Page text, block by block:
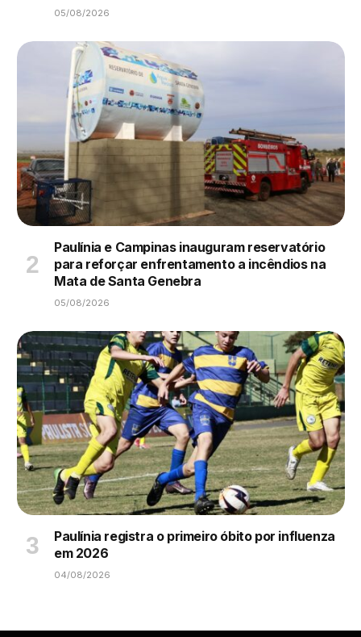
05/08/2026
Paulínia e Campinas inauguram reservatório
para reforçar enfrentamento a incêndios na
Mata de Santa Genebra
05/08/2026
Paulínia registra o primeiro óbito por influenza
em 2026
04/08/2026